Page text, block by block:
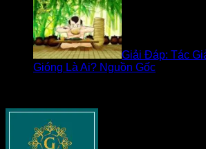
Giải Đáp: Tác
Gióng Là Ai? Nguồn Gốc